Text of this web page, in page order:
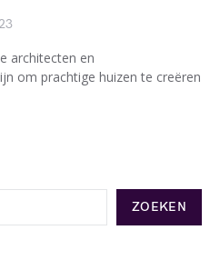
architecten en
om prachtige huizen te creëren
ZOEKEN